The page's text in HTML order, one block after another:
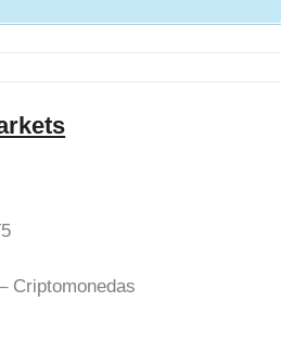
Criptomonedas